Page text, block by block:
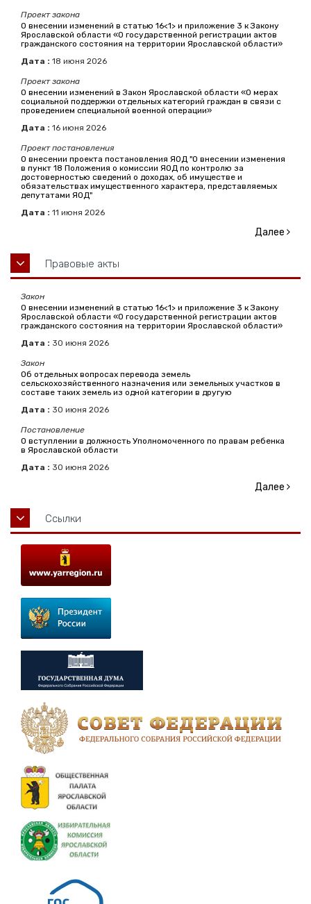
Проект закона
О внесении изменений в статью 16<1> и приложение 3 к Закону
Ярославской области «О государственной регистрации актов
гражданского состояния на территории Ярославской области»
Дата : 18 июня 2026
Проект закона
О внесении изменений в Закон Ярославской области «О мерах
социальной поддержки отдельных категорий граждан в связи с
проведением специальной военной операции»
Дата : 16 июня 2026
Проект постановления
О внесении проекта постановления ЯОД "О внесении изменения
в пункт 18 Положения о комиссии ЯОД по контролю за
достоверностью сведений о доходах, об имуществе и
обязательствах имущественного характера, представляемых
депутатами ЯОД"
Дата : 11 июня 2026
Далее
Правовые акты
Закон
О внесении изменений в статью 16<1> и приложение 3 к Закону
Ярославской области «О государственной регистрации актов
гражданского состояния на территории Ярославской области»
Дата : 30 июня 2026
Закон
Об отдельных вопросах перевода земель
сельскохозяйственного назначения или земельных участков в
составе таких земель из одной категории в другую
Дата : 30 июня 2026
Постановление
О вступлении в должность Уполномоченного по правам ребенка
в Ярославской области
Дата : 30 июня 2026
Далее
Ссылки